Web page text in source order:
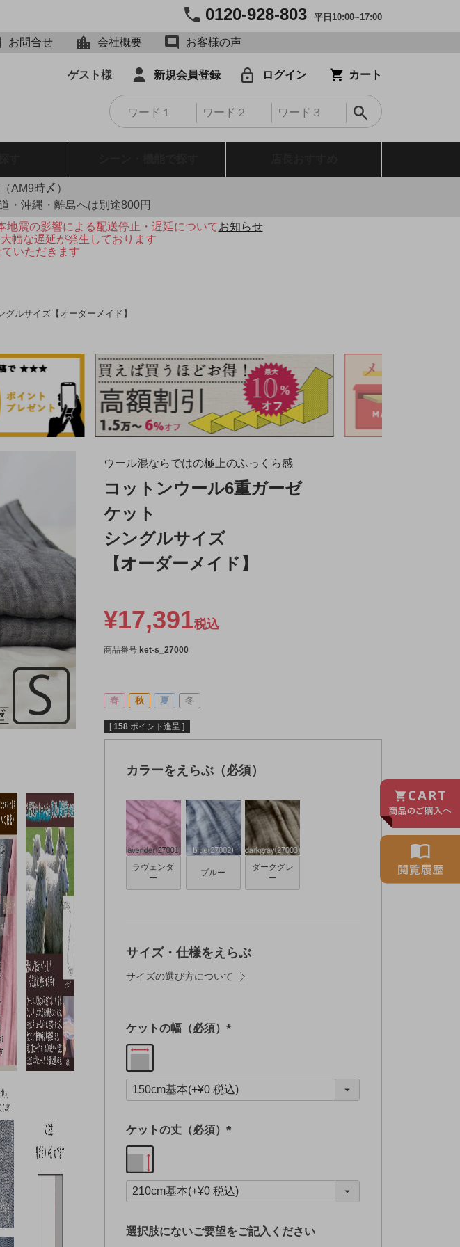
0120-928-803 平日10:00~17:00
お問合せ 会社概要 お客様の声
ゲスト様 新規会員登録 ログイン カート
AM9時〆）
・沖縄・離島へは別途800円
地震の影響による配送停止・遅延についてお知らせ
幅な遅延が発生しております
いただきます
ルサイズ【オーダーメイド】
ウール混ならではの極上のふっくら感
コットンウール6重ガーゼ
ケット
シングルサイズ
【オーダーメイド】
¥17,391税込
商品番号 ket-s_27000
春 秋 夏 冬
[ 158 ポイント進呈 ]
カラーをえらぶ（必須）
ラヴェンダ
ー
ブルー
ダークグレ
ー
サイズ・仕様をえらぶ
サイズの選び方について
ケットの幅（必須）
須
)
ケットの丈（必須）
須
)
選択肢にないご要望をご記入ください